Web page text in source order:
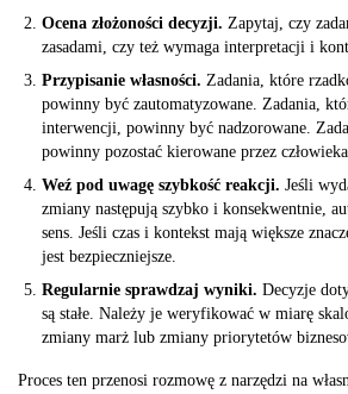
Ocena złożoności decyzji. Zapytaj, czy
zasadami, czy też wymaga interpretacji i
Przypisanie własności. Zadania, które
powinny być zautomatyzowane. Zadania,
interwencji, powinny być nadzorowane.
powinny pozostać kierowane przez
Weź pod uwagę szybkość reakcji. Jeśli
zmiany następują szybko i konsekwentnie,
sens. Jeśli czas i kontekst mają większe
jest bezpieczniejsze.
Regularnie sprawdzaj wyniki. Decyzje
są stałe. Należy je weryfikować w miarę
zmiany marż lub zmiany priorytetów
Proces ten przenosi rozmowę z narzędzi na